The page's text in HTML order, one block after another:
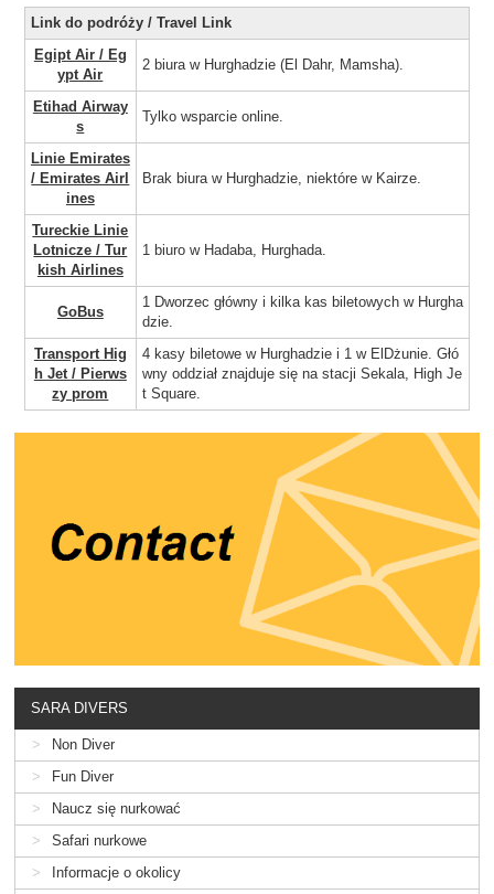
Link do podróży / Travel Link
Egipt Air / Eg
ypt Air
2 biura w Hurghadzie (El Dahr, Mamsha).
Etihad Airway
s
Tylko wsparcie online.
Linie Emirates
/ Emirates Airl
ines
Brak biura w Hurghadzie, niektóre w Kairze.
Tureckie Linie
Lotnicze / Tur
kish Airlines
1 biuro w Hadaba, Hurghada.
GoBus
1 Dworzec główny i kilka kas biletowych w Hurgha
dzie.
Transport Hig
h Jet / Pierws
zy prom
4 kasy biletowe w Hurghadzie i 1 w ElDżunie. Głó
wny oddział znajduje się na stacji Sekala, High Je
t Square.
SARA DIVERS
Non Diver
Fun Diver
Naucz się nurkować
Safari nurkowe
Informacje o okolicy